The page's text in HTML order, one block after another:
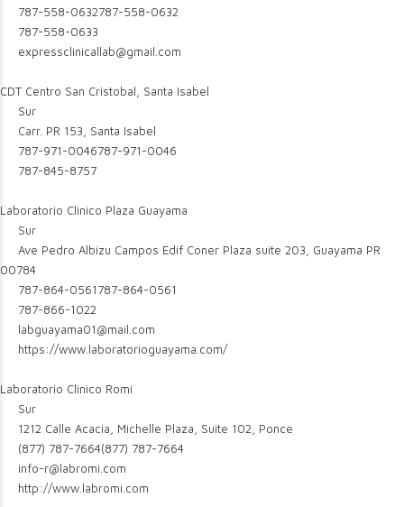
787-558-0632787-558-0632
787-558-0633
expressclinicallab@gmail.com
CDT Centro San Cristobal, Santa Isabel
Sur
Carr. PR 153, Santa Isabel
787-971-0046787-971-0046
787-845-8757
Laboratorio Clinico Plaza Guayama
Sur
Ave Pedro Albizu Campos Edif Coner Plaza suite 203, Guayama PR
00784
787-864-0561787-864-0561
787-866-1022
labguayama01@mail.com
https://www.laboratorioguayama.com/
Laboratorio Clinico Romi
Sur
1212 Calle Acacia, Michelle Plaza, Suite 102, Ponce
(877) 787-7664(877) 787-7664
info-r@labromi.com
http://www.labromi.com